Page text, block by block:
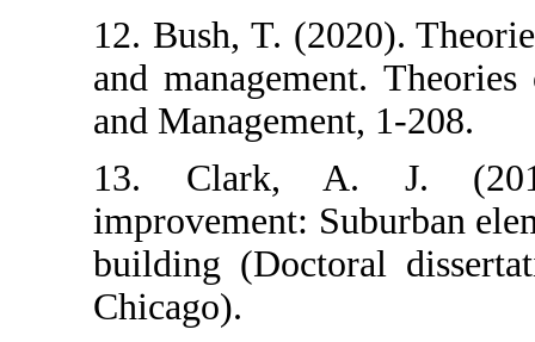
12. Bush, T.
and
and
13. Clark,
improvement:
building